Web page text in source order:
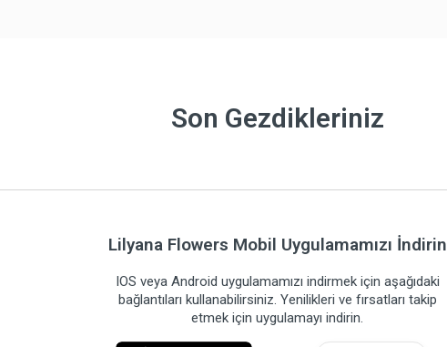
Son Gezdikleriniz
Lilyana Flowers Mobil Uygulamamızı İndirin
IOS veya Android uygulamamızı indirmek için aşağıdaki
bağlantıları kullanabilirsiniz. Yenilikleri ve fırsatları takip
etmek için uygulamayı indirin.